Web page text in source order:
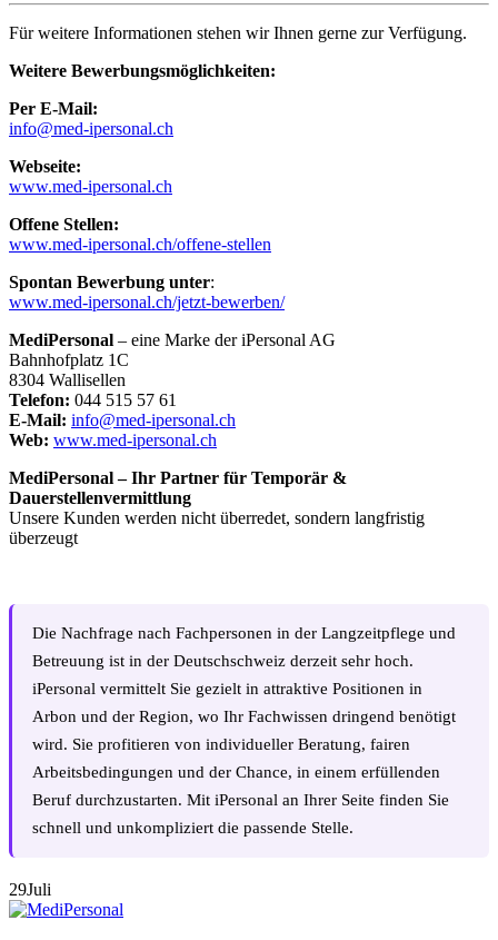
Für weitere Informationen stehen wir Ihnen gerne zur Verfügung.
Weitere Bewerbungsmöglichkeiten:
Per E-Mail:
info@med-ipersonal.ch
Webseite:
www.med-ipersonal.ch
Offene Stellen:
www.med-ipersonal.ch/offene-stellen
Spontan Bewerbung unter:
www.med-ipersonal.ch/jetzt-bewerben/
MediPersonal – eine Marke der iPersonal AG
Bahnhofplatz 1C
8304 Wallisellen
Telefon: 044 515 57 61
E-Mail: info@med-ipersonal.ch
Web: www.med-ipersonal.ch
MediPersonal – Ihr Partner für Temporär &
Dauerstellenvermittlung
Unsere Kunden werden nicht überredet, sondern langfristig
überzeugt
Die Nachfrage nach Fachpersonen in der Langzeitpflege und
Betreuung ist in der Deutschschweiz derzeit sehr hoch.
iPersonal vermittelt Sie gezielt in attraktive Positionen in
Arbon und der Region, wo Ihr Fachwissen dringend benötigt
wird. Sie profitieren von individueller Beratung, fairen
Arbeitsbedingungen und der Chance, in einem erfüllenden
Beruf durchzustarten. Mit iPersonal an Ihrer Seite finden Sie
schnell und unkompliziert die passende Stelle.
29Juli